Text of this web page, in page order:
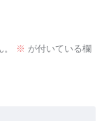
※ が付いている欄